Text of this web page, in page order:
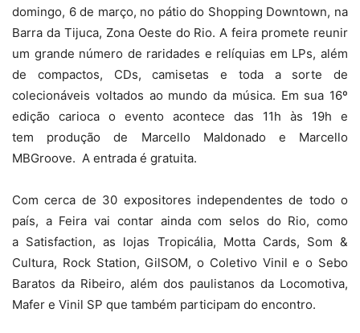
domingo, 6 de março, no pátio do Shopping Downtown, na
Barra da Tijuca, Zona Oeste do Rio. A feira promete reunir
um grande número de raridades e relíquias em LPs, além
de compactos, CDs, camisetas e toda a sorte de
colecionáveis voltados ao mundo da música. Em sua 16º
edição carioca o evento acontece das 11h às 19h e
tem produção de Marcello Maldonado e Marcello
MBGroove. A entrada é gratuita.
Com cerca de 30 expositores independentes de todo o
país, a Feira vai contar ainda com selos do Rio, como
a Satisfaction, as lojas Tropicália, Motta Cards, Som &
Cultura, Rock Station, GilSOM, o Coletivo Vinil e o Sebo
Baratos da Ribeiro, além dos paulistanos da Locomotiva,
Mafer e Vinil SP que também participam do encontro.